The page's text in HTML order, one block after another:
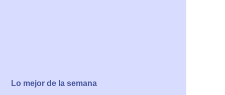
Lo mejor de la semana